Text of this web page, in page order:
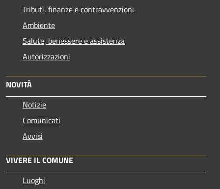
Tributi, finanze e contravvenzioni
Ambiente
Salute, benessere e assistenza
Autorizzazioni
NOVITÀ
Notizie
Comunicati
Avvisi
VIVERE IL COMUNE
Luoghi